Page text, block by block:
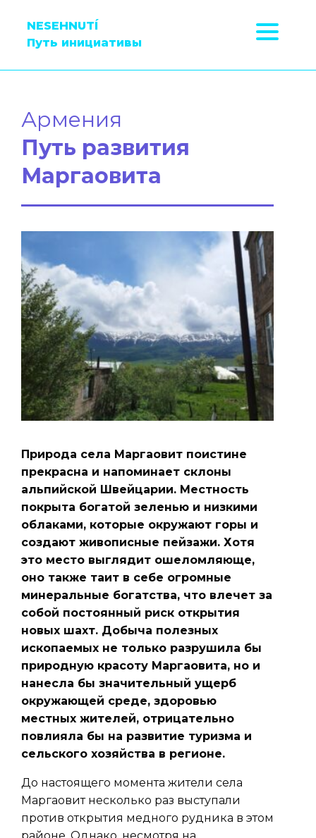
NESEHNUTÍ
Путь инициативы
Армения
Путь развития
Маргаовита
Природа села Маргаовит поистине
прекрасна и напоминает склоны
альпийской Швейцарии. Местность
покрыта богатой зеленью и низкими
облаками, которые окружают горы и
создают живописные пейзажи. Хотя
это место выглядит ошеломляюще,
оно также таит в себе огромные
минеральные богатства, что влечет за
собой постоянный риск открытия
новых шахт. Добыча полезных
ископаемых не только разрушила бы
природную красоту Маргаовита, но и
нанесла бы значительный ущерб
окружающей среде, здоровью
местных жителей, отрицательно
повлияла бы на развитие туризма и
сельского хозяйства в регионе.
До настоящего момента жители села
Маргаовит несколько раз выступали
против открытия медного рудника в этом